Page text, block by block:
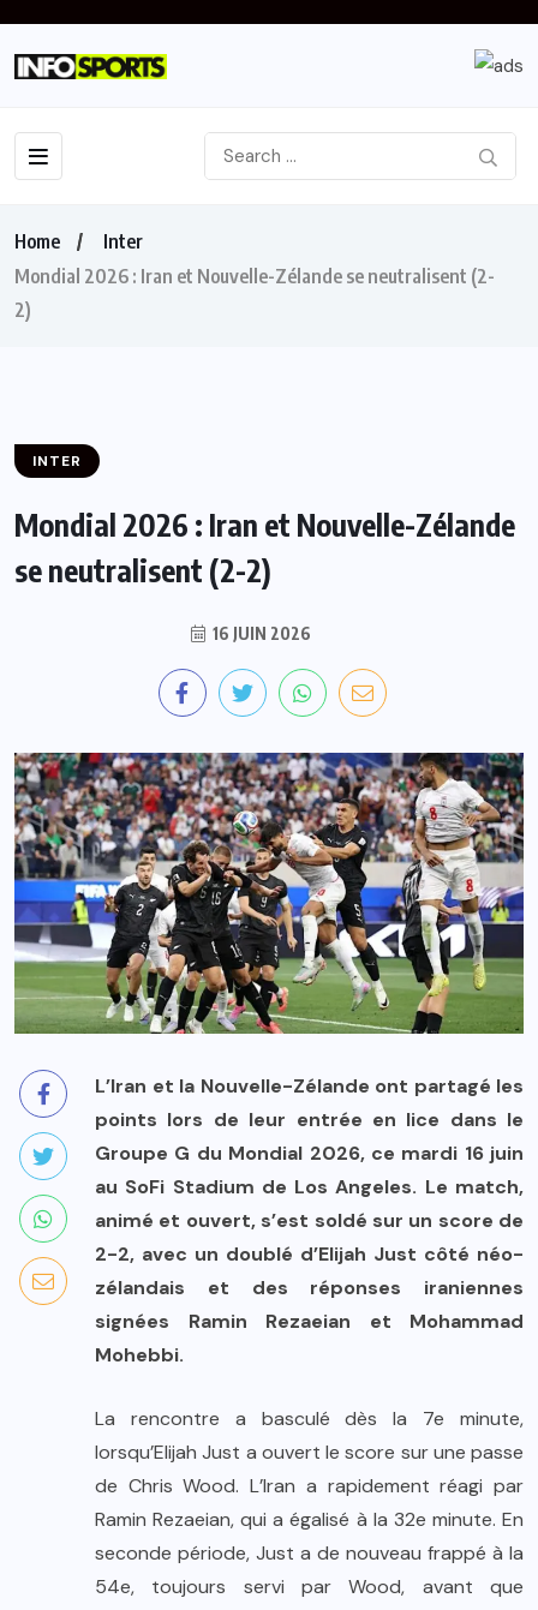
Home
Inter
Mondial 2026 : Iran et Nouvelle-Zélande se neutralisent (2-
2)
INTER
Mondial 2026 : Iran et Nouvelle-Zélande
se neutralisent (2-2)
16 JUIN 2026
L’Iran et la Nouvelle-Zélande ont partagé les
points lors de leur entrée en lice dans le
Groupe G du Mondial 2026, ce mardi 16 juin
au SoFi Stadium de Los Angeles. Le match,
animé et ouvert, s’est soldé sur un score de
2-2, avec un doublé d’Elijah Just côté néo-
zélandais et des réponses iraniennes
signées Ramin Rezaeian et Mohammad
Mohebbi.
La rencontre a basculé dès la 7e minute,
lorsqu’Elijah Just a ouvert le score sur une passe
de Chris Wood. L’Iran a rapidement réagi par
Ramin Rezaeian, qui a égalisé à la 32e minute. En
seconde période, Just a de nouveau frappé à la
54e, toujours servi par Wood, avant que